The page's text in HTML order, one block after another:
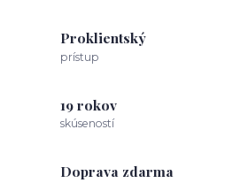
Proklientský
prístup
19 rokov
skúseností
Doprava zdarma